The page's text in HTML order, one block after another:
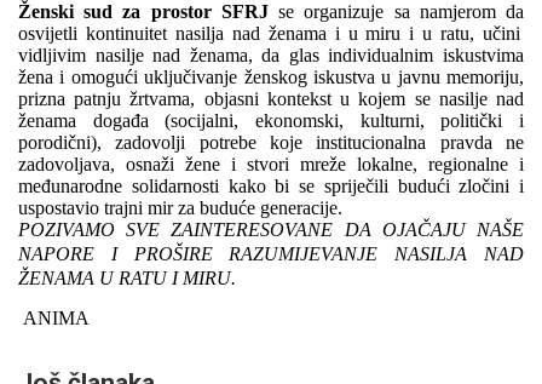
Ženski sud za prostor SFRJse organizuje sa namjerom da
osvijetli kontinuitet nasilja nad ženama i u miru i u ratu, učini
vidljivim nasilje nad ženama, da glas individualnim iskustvima
žena i omogući uključivanje ženskog iskustva u javnu memoriju,
prizna patnju žrtvama, objasni kontekst u kojem se nasilje nad
ženama događa (socijalni, ekonomski, kulturni, politički i
porodični), zadovolji potrebe koje institucionalna pravda ne
zadovoljava, osnaži žene i stvori mreže lokalne, regionalne i
međunarodne solidarnosti kako bi se spriječili budući zločini i
uspostavio trajni mir za buduće generacije.
POZIVAMO SVE ZAINTERESOVANE DA OJAČAJU NAŠE
NAPORE I PROŠIRE RAZUMIJEVANJE NASILJA NAD
ŽENAMA U RATU I MIRU.
ANIMA